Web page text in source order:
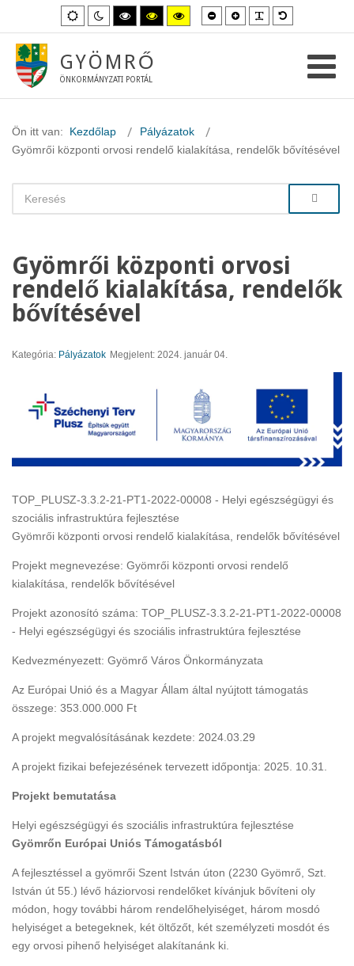
Alapértelmezett
mód
Éjszakai
mód
Magas
kontraszt
fekete-
mód.
Magas
kontraszt
fekete-
Magas
kontraszt
sárga-
Kisebb
betűméret
Nagyobb
betűméret
GYÖMRŐ
ÖNKORMÁNYZATI PORTÁL
Ön itt van: Kezdőlap
Pályázatok
Gyömrői központi orvosi rendelő kialakítása, rendelők bővítésével
Gyömrői központi orvosi
rendelő kialakítása, rendelők
bővítésével
Kategória: Pályázatok Megjelent: 2024. január 04.
TOP_PLUSZ-3.3.2-21-PT1-2022-00008 - Helyi egészségügyi és
szociális infrastruktúra fejlesztése
Gyömrői központi orvosi rendelő kialakítása, rendelők bővítésével
Projekt megnevezése: Gyömrői központi orvosi rendelő
kialakítása, rendelők bővítésével
Projekt azonosító száma: TOP_PLUSZ-3.3.2-21-PT1-2022-00008
- Helyi egészségügyi és szociális infrastruktúra fejlesztése
Kedvezményezett: Gyömrő Város Önkormányzata
Az Európai Unió és a Magyar Állam által nyújtott támogatás
összege: 353.000.000 Ft
A projekt megvalósításának kezdete: 2024.03.29
A projekt fizikai befejezésének tervezett időpontja: 2025. 10.31.
Projekt bemutatása
Helyi egészségügyi és szociális infrastruktúra fejlesztése
Gyömrőn Európai Uniós Támogatásból
A fejlesztéssel a gyömrői Szent István úton (2230 Gyömrő, Szt.
István út 55.) lévő háziorvosi rendelőket kívánjuk bővíteni oly
módon, hogy további három rendelőhelyiséget, három mosdó
helyiséget a betegeknek, két öltőzőt, két személyzeti mosdót és
egy orvosi pihenő helyiséget alakítanánk ki.